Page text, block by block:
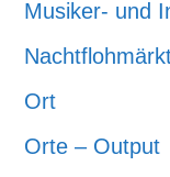
Musiker- und
Ort
Orte – Output